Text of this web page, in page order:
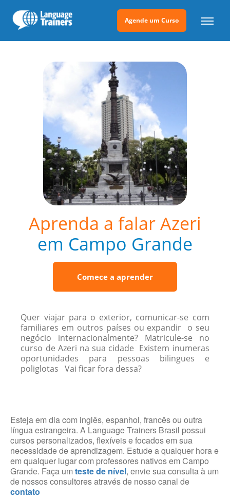
Agende um Curso
Aprenda a falar Azeri
em Campo Grande
Comece a aprender
Quer viajar para o exterior, comunicar-se com
familiares em outros países ou expandir o seu
negócio internacionalmente? Matricule-se no
curso de Azeri na sua cidade Existem inumeras
oportunidades para pessoas bilingues e
poliglotas Vai ficar fora dessa?
Esteja em dia com inglês, espanhol, francês ou outra
língua estrangeira. A Language Trainers Brasil possui
cursos personalizados, flexíveis e focados em sua
necessidade de aprendizagem. Estude a qualquer hora e
em qualquer lugar com professores nativos em Campo
Grande. Faça um teste de nível, envie sua consulta à um
de nossos consultores através de nosso canal de
contato